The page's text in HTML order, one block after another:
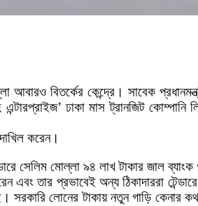
বিতর্কের কেন্দ্রে। সাবেক
ঢাকা মাস ট্রানজিট কোম্পানি
করেন।
সেলিম মোল্লা ৯৪ লাখ টাকার জাল ব্যাংক
এবং তার প্রভাবেই অন্য ঠিকাদাররা
লোনের টাকায় নতুন গাড়ি কেনার